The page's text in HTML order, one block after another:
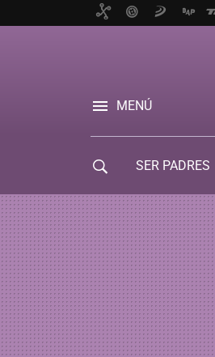
MENÚ
SER PADRES